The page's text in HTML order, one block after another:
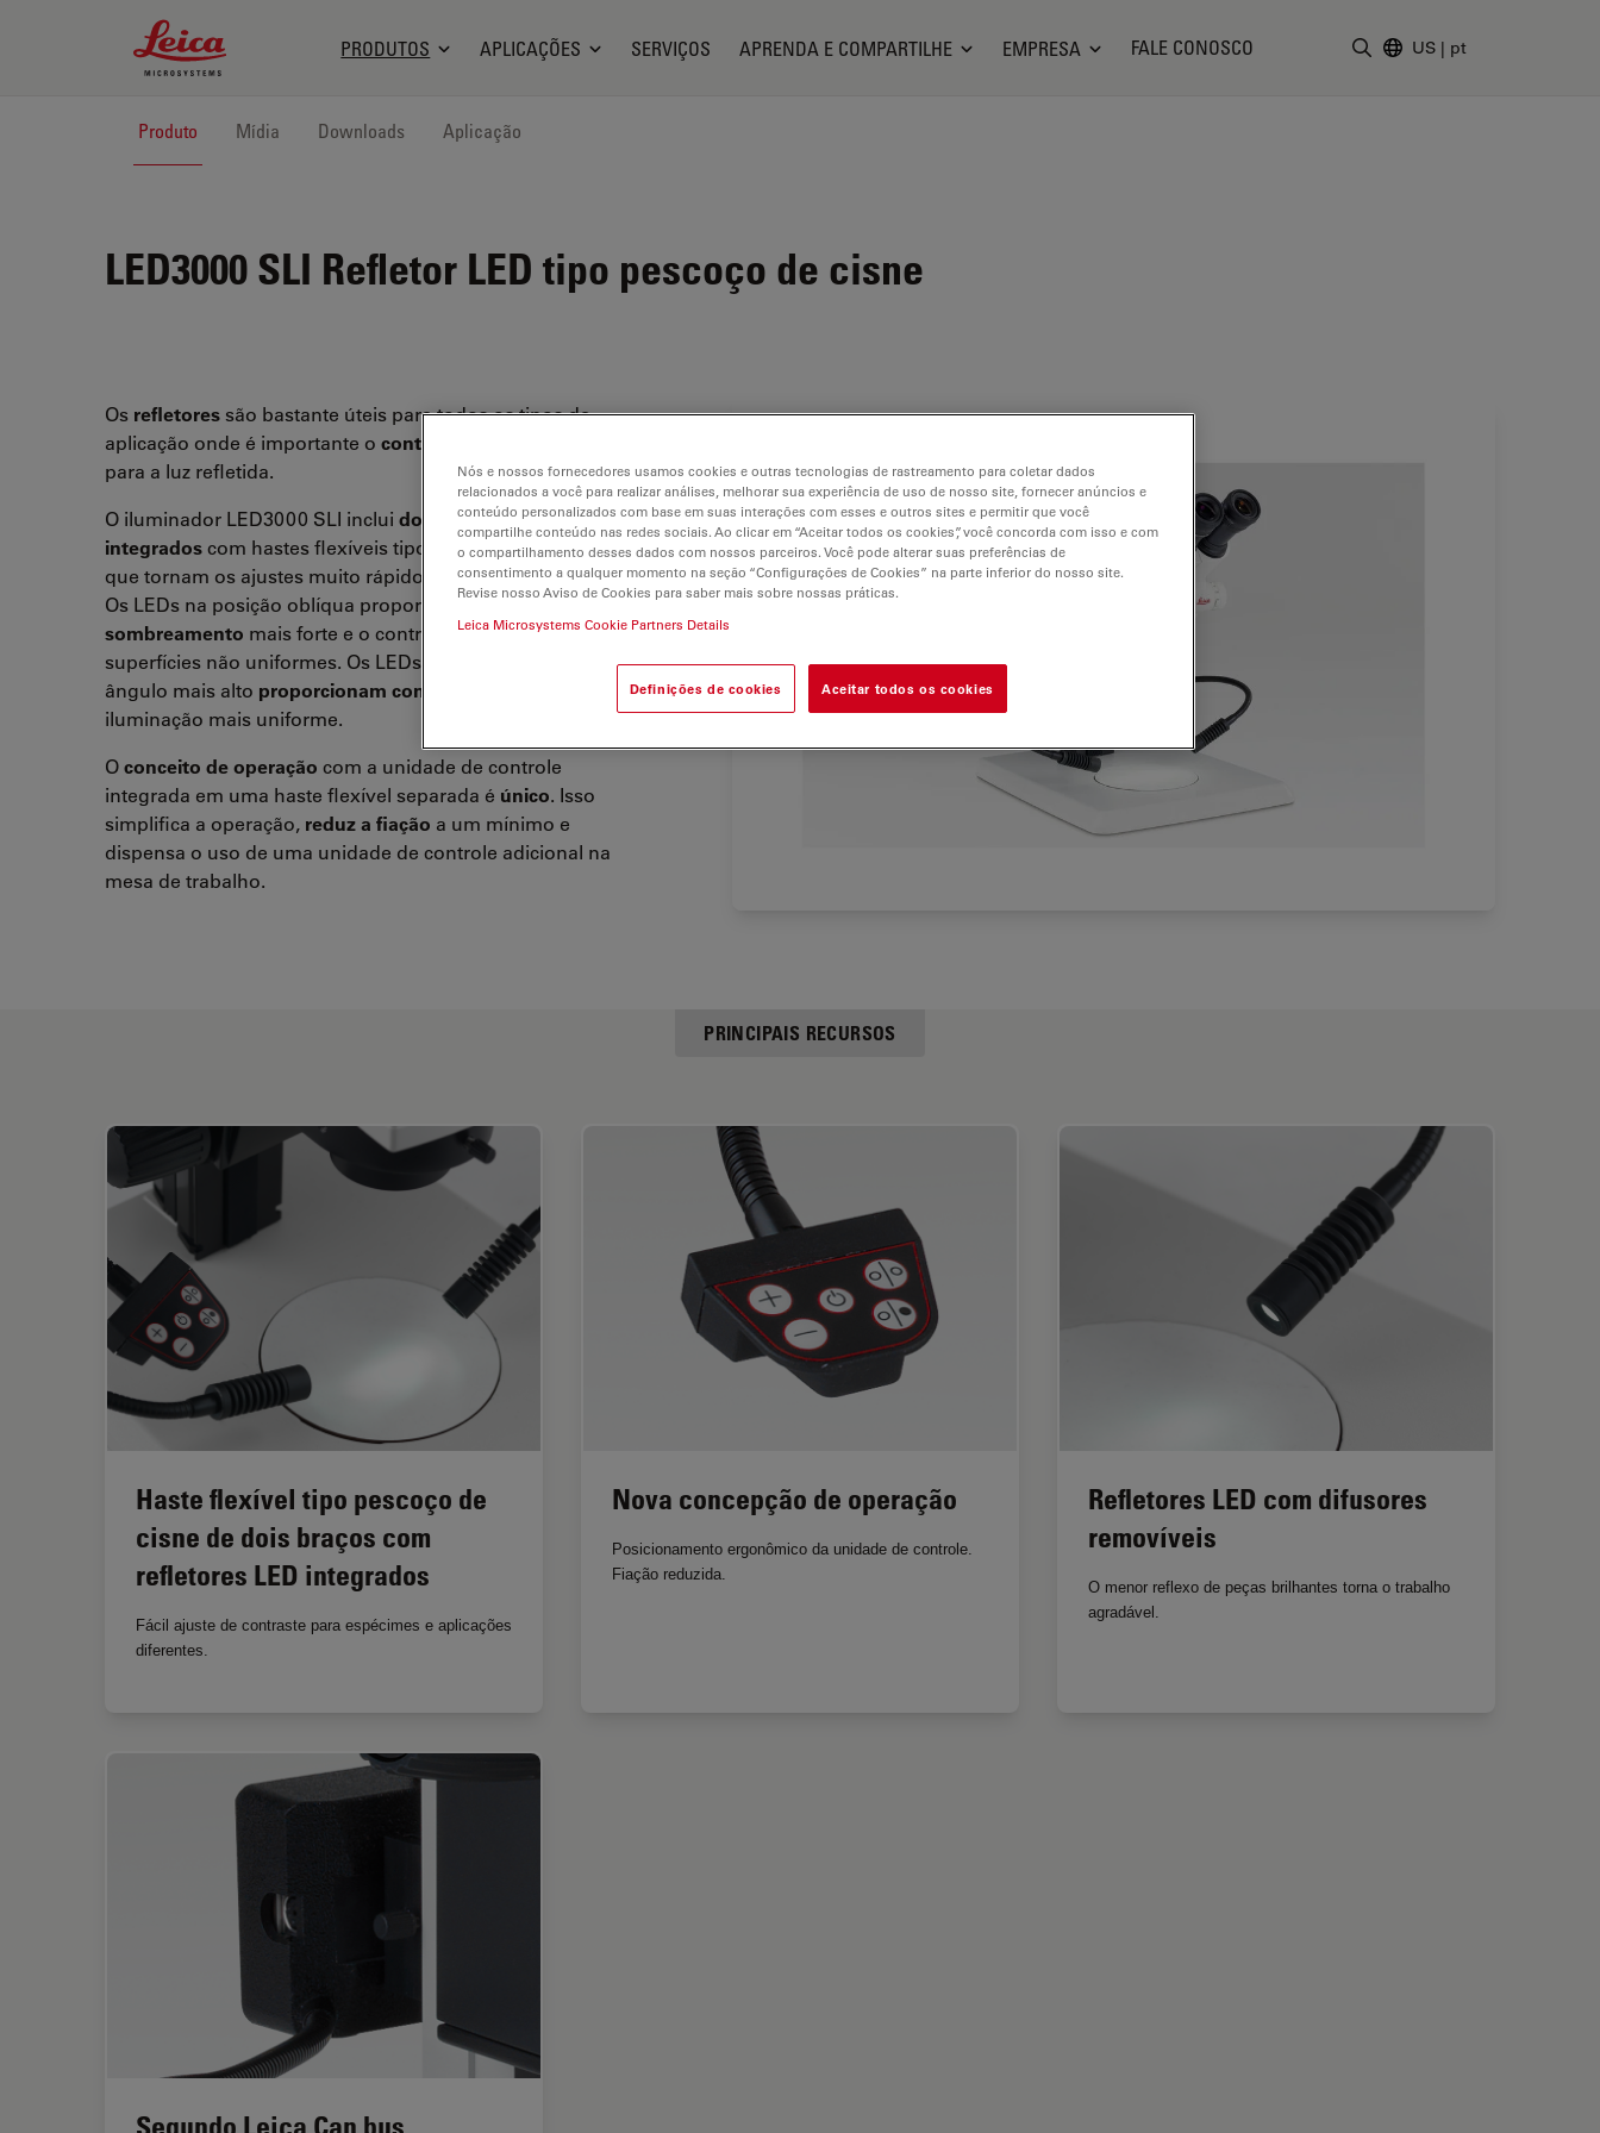
Leica Microsystems Logo
PRODUTOS APLICAÇÕES SERVIÇOS APRENDA E COMPARTILHE EMPRESA FALE CONOSCO US | pt
Produto Mídia Downloads Aplicação
LED3000 SLI Refletor LED tipo pescoço de cisne
Os refletores são bastante úteis para todos os tipos de
aplicação onde é importante o contraste diferenciado
para a luz refletida.
O iluminador LED3000 SLI inclui dois refletores LED
integradoscom hastes flexíveis tipo pescoço de cisne,
que tornam os ajustes muito rápidos e fáceis.
Os LEDs na posição oblíqua proporcionam
sombreamento mais forte e o contraste realça
superfícies não uniformes. Os LEDs na posição de
ângulo mais alto proporcionam contraste mais baixo
iluminação mais uniforme.
Oconceito de operação com a unidade de controle
integrada em uma haste flexível separada é único. Isso
simplifica a operação, reduz a fiação a um mínimo e
dispensa o uso de uma unidade de controle adicional na
mesa de trabalho.
PRINCIPAIS RECURSOS
Haste flexível tipo pescoço de
cisne de dois braços com
refletores LED integrados
Fácil ajuste de contraste para espécimes e aplicações
diferentes.
Nova concepção de operação
Posicionamento ergonômico da unidade de controle.
Fiação reduzida.
Refletores LED com difusores
removíveis
O menor reflexo de peças brilhantes torna o trabalho
agradável.
Segundo Leica Can bus
Nós e nossos fornecedores usamos cookies e outras tecnologias de rastreamento para coletar dados
relacionados a você para realizar análises, melhorar sua experiência de uso de nosso site, fornecer anúncios e
conteúdo personalizados com base em suas interações com esses e outros sites e permitir que você
compartilhe conteúdo nas redes sociais. Ao clicar em “Aceitar todos os cookies”, você concorda com isso e com
o compartilhamento desses dados com nossos parceiros. Você pode alterar suas preferências de
consentimento a qualquer momento na seção “Configurações de Cookies” na parte inferior do nosso site.
Revise nosso Aviso de Cookies para saber mais sobre nossas práticas.
Leica Microsystems Cookie Partners Details
Definições de cookies Aceitar todos os cookies